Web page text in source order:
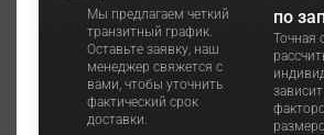
Мы предлагаем четкий
транзитный график.
Оставьте заявку, наш
менеджер свяжется с
вами, чтобы уточнить
фактический срок
доставки.
по
Точная